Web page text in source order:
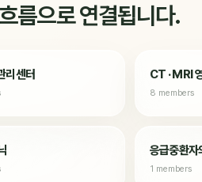
름으로 연결됩니다.
리센터 CT · MRI
8 members
응급중환자
1 members